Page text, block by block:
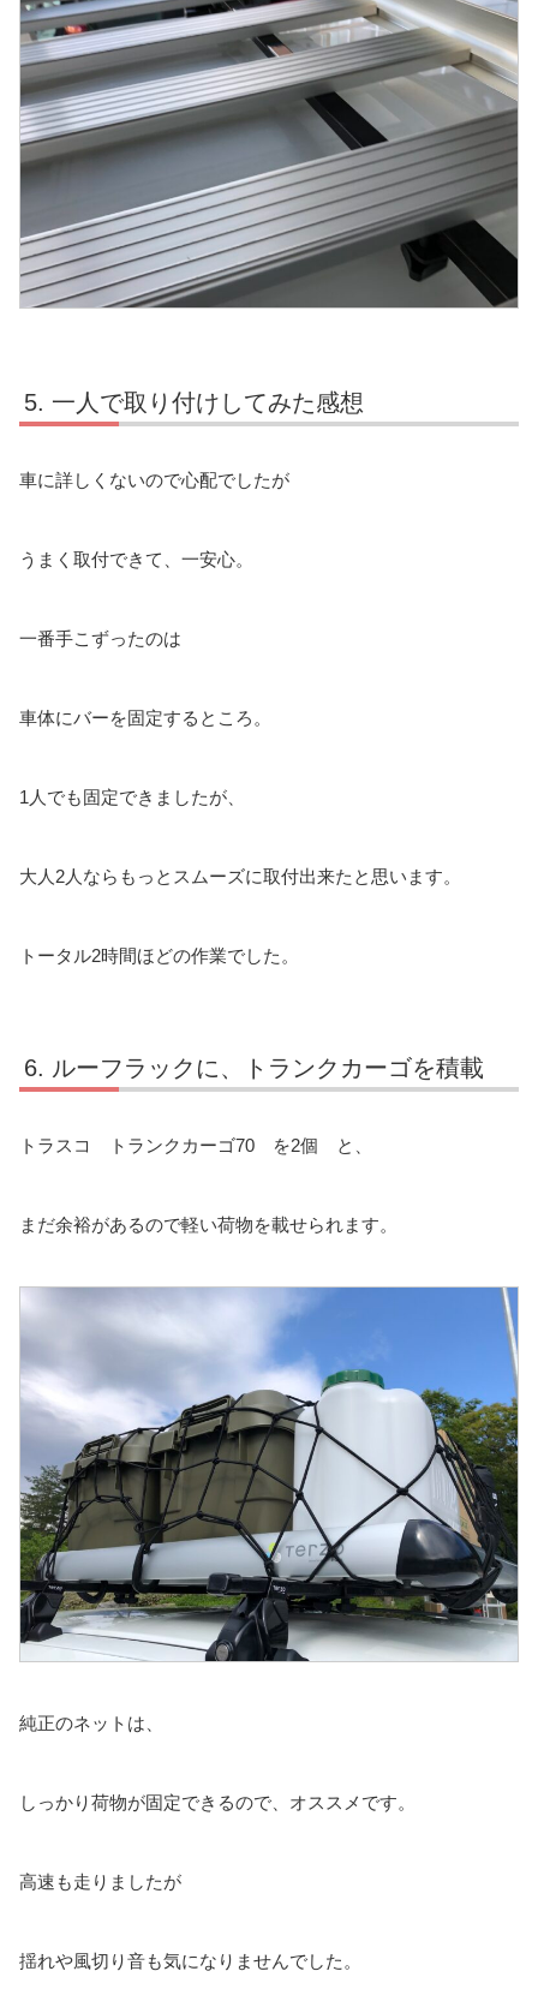
一人で取り付けしてみた感想
車に詳しくないので心配でしたが
うまく取付できて、一安心。
一番手こずったのは
車体にバーを固定するところ。
1人でも固定できましたが、
大人2人ならもっとスムーズに取付出来たと思います。
トータル2時間ほどの作業でした。
ルーフラックに、トランクカーゴを積載
トラスコ トランクカーゴ70 を2個 と、
まだ余裕があるので軽い荷物を載せられます。
純正のネットは、
しっかり荷物が固定できるので、オススメです。
高速も走りましたが
揺れや風切り音も気になりませんでした。